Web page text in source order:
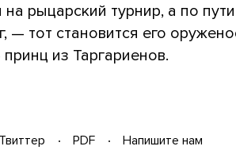
рыцарский турнир, а по
— тот становится его
из Таргариенов.
Твиттер PDF
Напишите нам